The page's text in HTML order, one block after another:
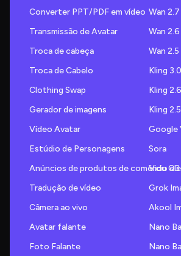
Converter PPT/PDF em vídeo
Transmissão de Avatar
Troca de cabeça
Troca de Cabelo
Clothing Swap
Gerador de imagens
Vídeo Avatar
Estúdio de Personagens
Anúncios de produtos de comércio
Tradução de vídeo
Câmera ao vivo
Avatar falante
Foto Falante
Wan 2.7
Wan 2.6
Wan 2.5
Kling 3.0
Kling 2.6
Kling 2.5
Google
Sora
Vidu Q3
Grok
Akool
Nano
Nano